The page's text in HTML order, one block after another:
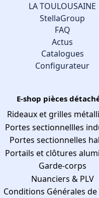
LA TOULOUSAINE
StellaGroup
FAQ
Actus
Catalogues
Configurateur
E-shop pièces
Rideaux et grilles
Portes sectionnellles
Portes sectionnelles
Portails et clôtures
Garde-corps
Nuanciers & PLV
Conditions Générales